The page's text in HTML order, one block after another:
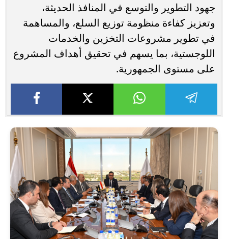
جهود التطوير والتوسع في المنافذ الحديثة،
وتعزيز كفاءة منظومة توزيع السلع، والمساهمة
في تطوير مشروعات التخزين والخدمات
اللوجستية، بما يسهم في تحقيق أهداف المشروع
على مستوى الجمهورية.